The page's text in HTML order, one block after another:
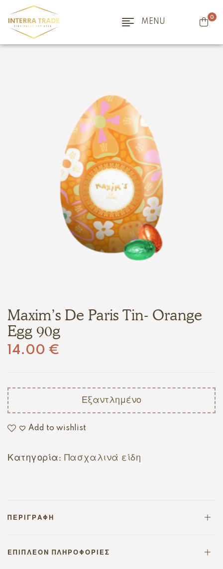
MENU
0
Maxim’s De Paris Tin- Orange
Egg 90g
14.00 €
Εξαντλημένο
Add to wishlist
Κατηγορία: Πασχαλινά είδη
ΠΕΡΙΓΡΑΦΉ
ΕΠΙΠΛΈΟΝ ΠΛΗΡΟΦΟΡΊΕΣ